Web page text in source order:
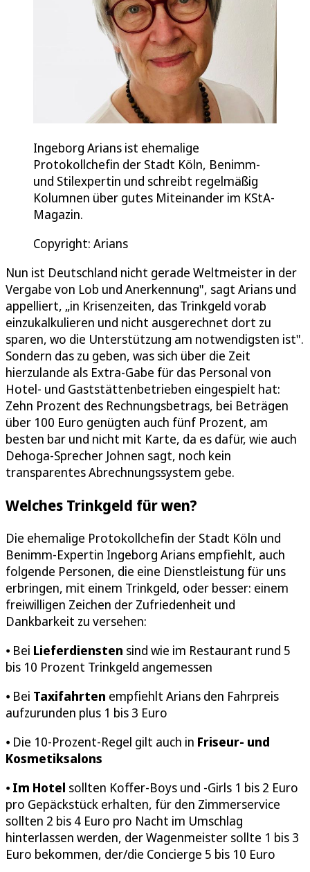
Ingeborg Arians ist ehemalige
Protokollchefin der Stadt Köln, Benimm-
und Stilexpertin und schreibt regelmäßig
Kolumnen über gutes Miteinander im KStA-
Magazin.
Copyright: Arians
Nun ist Deutschland nicht gerade Weltmeister in der
Vergabe von Lob und Anerkennung", sagt Arians und
appelliert, „in Krisenzeiten, das Trinkgeld vorab
einzukalkulieren und nicht ausgerechnet dort zu
sparen, wo die Unterstützung am notwendigsten ist".
Sondern das zu geben, was sich über die Zeit
hierzulande als Extra-Gabe für das Personal von
Hotel- und Gaststättenbetrieben eingespielt hat:
Zehn Prozent des Rechnungsbetrags, bei Beträgen
über 100 Euro genügten auch fünf Prozent, am
besten bar und nicht mit Karte, da es dafür, wie auch
Dehoga-Sprecher Johnen sagt, noch kein
transparentes Abrechnungssystem gebe.
Welches Trinkgeld für wen?
Die ehemalige Protokollchefin der Stadt Köln und
Benimm-Expertin Ingeborg Arians empfiehlt, auch
folgende Personen, die eine Dienstleistung für uns
erbringen, mit einem Trinkgeld, oder besser: einem
freiwilligen Zeichen der Zufriedenheit und
Dankbarkeit zu versehen:
⦁ Bei Lieferdiensten sind wie im Restaurant rund 5
bis 10 Prozent Trinkgeld angemessen
⦁ Bei Taxifahrten empfiehlt Arians den Fahrpreis
aufzurunden plus 1 bis 3 Euro
⦁ Die 10-Prozent-Regel gilt auch in Friseur- und
Kosmetiksalons
⦁ Im Hotel sollten Koffer-Boys und -Girls 1 bis 2 Euro
pro Gepäckstück erhalten, für den Zimmerservice
sollten 2 bis 4 Euro pro Nacht im Umschlag
hinterlassen werden, der Wagenmeister sollte 1 bis 3
Euro bekommen, der/die Concierge 5 bis 10 Euro